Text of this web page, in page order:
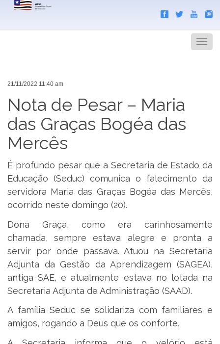
Menu
21/11/2022 11:40 am
Nota de Pesar – Maria
das Graças Bogéa das
Mercês
É profundo pesar que a Secretaria de Estado da
Educação (Seduc) comunica o falecimento da
servidora Maria das Graças Bogéa das Mercês,
ocorrido neste domingo (20).
Dona Graça, como era carinhosamente
chamada, sempre estava alegre e pronta a
servir por onde passava. Atuou na Secretaria
Adjunta da Gestão da Aprendizagem (SAGEA),
antiga SAE, e atualmente estava no lotada na
Secretaria Adjunta de Administração (SAAD).
A família Seduc se solidariza com familiares e
amigos, rogando a Deus que os conforte.